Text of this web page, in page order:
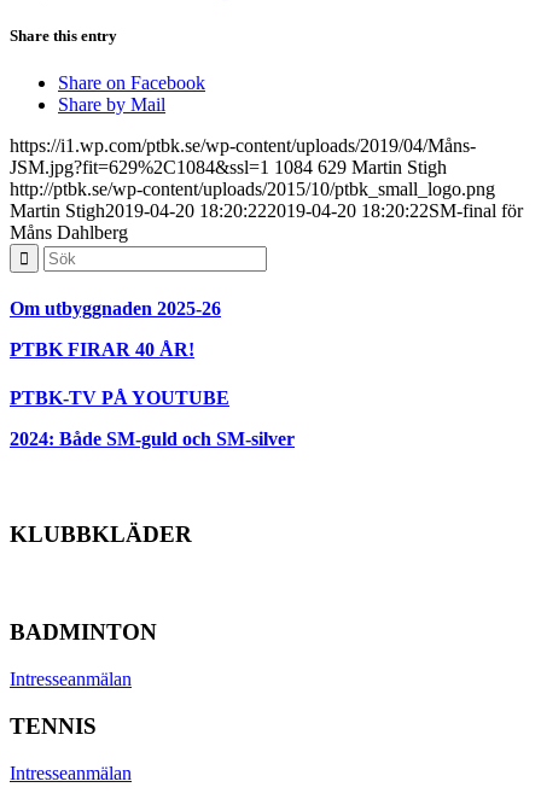
Share this entry
Share on Facebook
Share by Mail
https://i1.wp.com/ptbk.se/wp-content/uploads/2019/04/Måns-
JSM.jpg?fit=629%2C1084&ssl=1 1084 629 Martin Stigh
http://ptbk.se/wp-content/uploads/2015/10/ptbk_small_logo.png
Martin Stigh2019-04-20 18:20:222019-04-20 18:20:22SM-final för
Måns Dahlberg
Om utbyggnaden 2025-26
PTBK FIRAR 40 ÅR!
PTBK-TV PÅ YOUTUBE
2024: Både SM-guld och SM-silver
KLUBBKLÄDER
BADMINTON
Intresseanmälan
TENNIS
Intresseanmälan